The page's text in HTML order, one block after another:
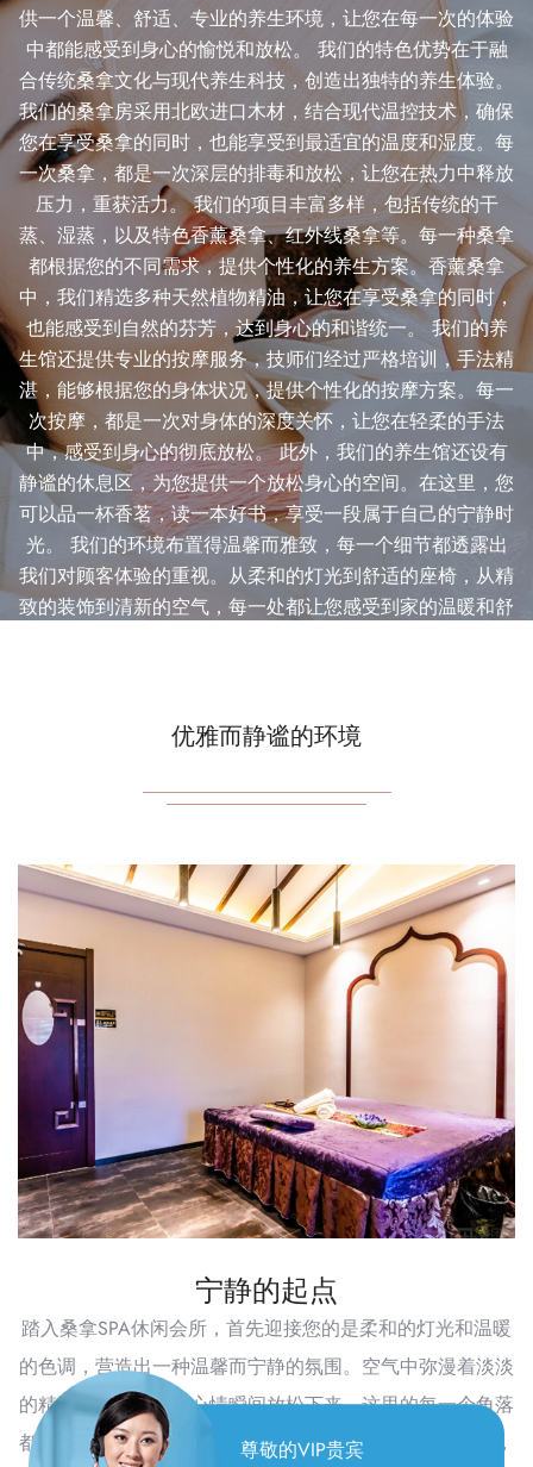
尊敬的VIP贵宾
供一个温馨、舒适、专业的养生环境，让您在每一次的体验
中都能感受到身心的愉悦和放松。 我们的特色优势在于融
合传统桑拿文化与现代养生科技，创造出独特的养生体验。
我们的桑拿房采用北欧进口木材，结合现代温控技术，确保
您在享受桑拿的同时，也能享受到最适宜的温度和湿度。每
一次桑拿，都是一次深层的排毒和放松，让您在热力中释放
压力，重获活力。 我们的项目丰富多样，包括传统的干
蒸、湿蒸，以及特色香薰桑拿、红外线桑拿等。每一种桑拿
都根据您的不同需求，提供个性化的养生方案。香薰桑拿
中，我们精选多种天然植物精油，让您在享受桑拿的同时，
也能感受到自然的芬芳，达到身心的和谐统一。 我们的养
生馆还提供专业的按摩服务，技师们经过严格培训，手法精
湛，能够根据您的身体状况，提供个性化的按摩方案。每一
次按摩，都是一次对身体的深度关怀，让您在轻柔的手法
中，感受到身心的彻底放松。 此外，我们的养生馆还设有
静谧的休息区，为您提供一个放松身心的空间。在这里，您
可以品一杯香茗，读一本好书，享受一段属于自己的宁静时
光。 我们的环境布置得温馨而雅致，每一个细节都透露出
我们对顾客体验的重视。从柔和的灯光到舒适的座椅，从精
致的装饰到清新的空气，每一处都让您感受到家的温暖和舒
优雅而静谧的环境
宁静的起点
踏入桑拿SPA休闲会所，首先迎接您的是柔和的灯光和温暖
的色调，营造出一种温馨而宁静的氛围。空气中弥漫着淡淡
的精油香气，让人的心情瞬间放松下来。这里的每一个角落
都透露出对细节的极致追求，从舒适的沙发到精致的装饰，